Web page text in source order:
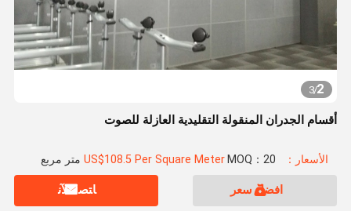
2
/
3
أقسام الجدران المنقولة التقليدية العازلة للصوت
الأسعار：US$108.5 Per Square Meter MOQ：20 متر مربع
افضل سعر ﺎﺘﺼﻟ ﺍﻶﻧ